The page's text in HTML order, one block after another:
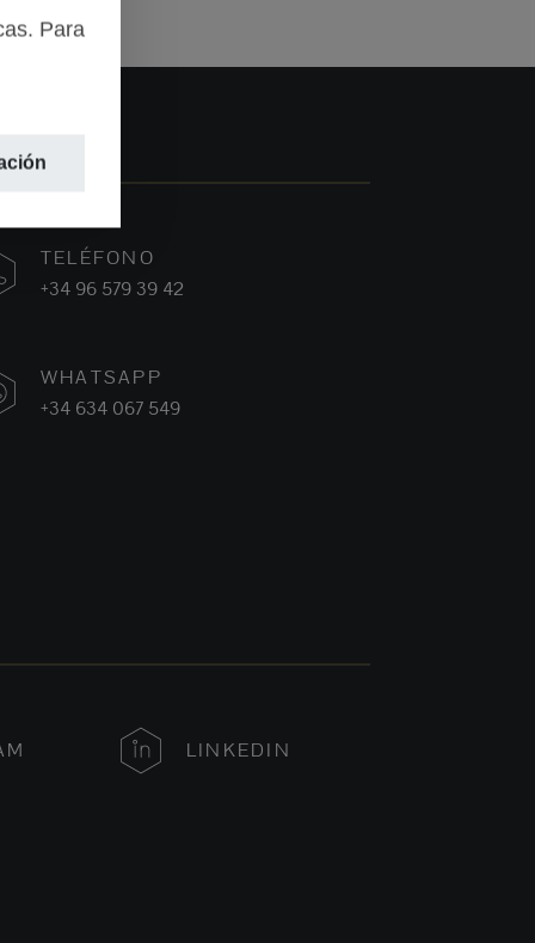
Para
TELÉFONO
+34 96 579 39 42
WHATSAPP
+34 634 067 549
LINKEDIN